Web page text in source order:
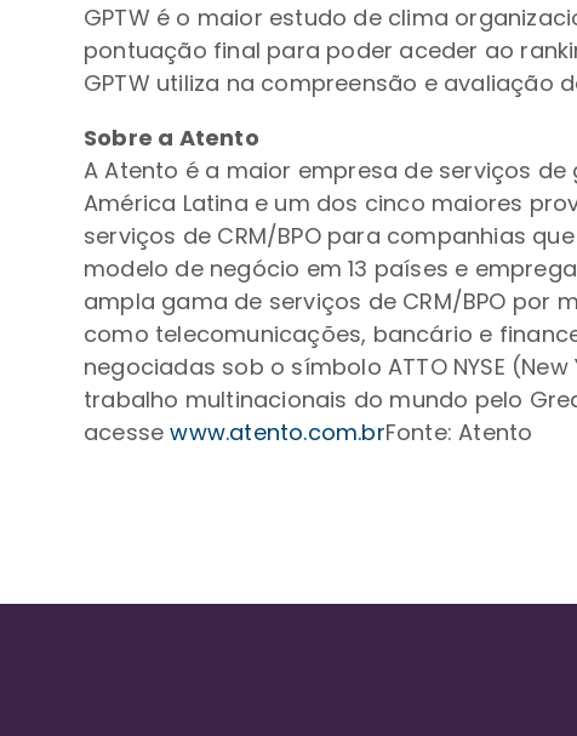
GPTW é o maior estudo de clima
pontuação final para poder aceder ao
GPTW utiliza na compreensão e
Sobre a Atento
A Atento é a maior empresa de serviços
América Latina e um dos cinco maiores
serviços de CRM/BPO para companhias
modelo de negócio em 13 países e
ampla gama de serviços de CRM/BPO por
como telecomunicações, bancário e
negociadas sob o símbolo ATTO NYSE
trabalho multinacionais do mundo pelo
acessewww.atento.com.brFonte: Atento